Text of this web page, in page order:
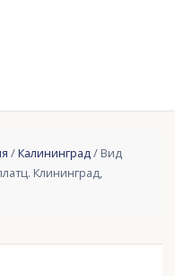
/Калининград/ Вид
Клининград,